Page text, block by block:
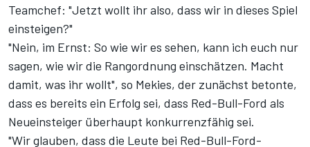
Teamchef: "Jetzt wollt ihr also, dass wir in dieses Spiel
einsteigen?"
"Nein, im Ernst: So wie wir es sehen, kann ich euch nur
sagen, wie wir die Rangordnung einschätzen. Macht
damit, was ihr wollt", so Mekies, der zunächst betonte,
dass es bereits ein Erfolg sei, dass Red-Bull-Ford als
Neueinsteiger überhaupt konkurrenzfähig sei.
"Wir glauben, dass die Leute bei Red-Bull-Ford-